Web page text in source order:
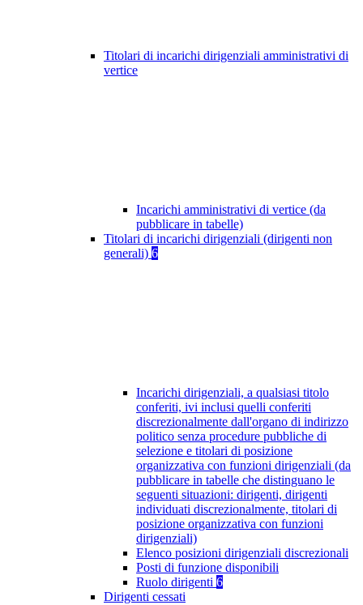
Titolari di incarichi dirigenziali amministrativi di
vertice
Incarichi amministrativi di vertice (da
pubblicare in tabelle)
Titolari di incarichi dirigenziali (dirigenti non
generali) 6
Incarichi dirigenziali, a qualsiasi titolo
conferiti, ivi inclusi quelli conferiti
discrezionalmente dall'organo di indirizzo
politico senza procedure pubbliche di
selezione e titolari di posizione
organizzativa con funzioni dirigenziali (da
pubblicare in tabelle che distinguano le
seguenti situazioni: dirigenti, dirigenti
individuati discrezionalmente, titolari di
posizione organizzativa con funzioni
dirigenziali)
Elenco posizioni dirigenziali discrezionali
Posti di funzione disponibili
Ruolo dirigenti 6
Dirigenti cessati